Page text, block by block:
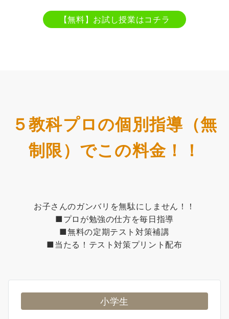
【無料】お試し授業はコチラ
５教科プロの個別指導（無
制限）でこの料金！！
お子さんのガンバリを無駄にしません！！
■プロが勉強の仕方を毎日指導
■無料の定期テスト対策補講
■当たる！テスト対策プリント配布
小学生